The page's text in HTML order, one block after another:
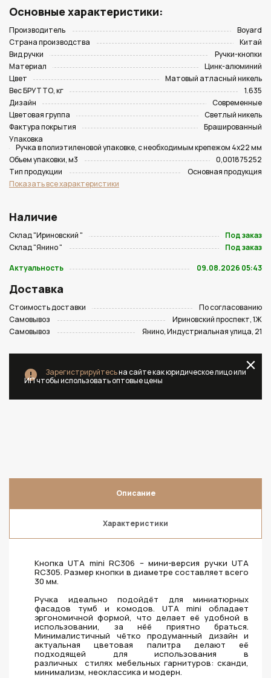
Основные характеристики:
Производитель
Boyard
Страна производства
Китай
Вид ручки
Ручки-кнопки
Материал
Цинк-алюминий
Цвет
Матовый атласный никель
Вес БРУТТО, кг
1.635
Дизайн
Современные
Цветовая группа
Светлый никель
Фактура покрытия
Брашированный
Упаковка
Ручка в полиэтиленовой упаковке, с необходимым крепежом 4х22 мм
Объем упаковки, м3
0,001875252
Тип продукции
Основная продукция
Показать все характеристики
Наличие
Склад "Ириновский "
Под заказ
Склад "Янино "
Под заказ
Актуальность
09.08.2026 05:43
Доставка
Стоимость доставки
По согласованию
Самовывоз
Ириновский проспект, 1Ж
Самовывоз
Янино, Индустриальная улица, 21
Зарегистрируйтесьна сайте как юридическое лицо или
ИП чтобы использовать оптовые цены
Описание
Характеристики
Кнопка UTA mini RC306 – мини-версия ручки UTA
RC305. Размер кнопки в диаметре составляет всего
30 мм.
Ручка идеально подойдёт для миниатюрных
фасадов тумб и комодов. UTA mini обладает
эргономичной формой, что делает её удобной в
использовании, за нёё приятно браться.
Минималистичный чётко продуманный дизайн и
актуальная цветовая палитра делают её
подходящей для использования в
различных стилях мебельных гарнитуров: сканди,
минимализм, неоклассика и модерн.